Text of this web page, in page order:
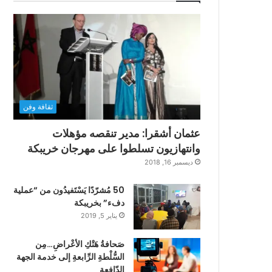
ثقافة وفن
عثمان أشقرا: مدير تنقصه مؤهلات
وانتهازيون تسلطوا على مهرجان خريبكة
ديسمبر 16, 2018
50 مُشرّدًا يَسْتَفيدُون من “عملية
دفء” بخريبكة
يناير 5, 2019
صَحافةُ هَتْكِ الأعْراضِ…مِن
السُّلْطةِ الرِّابعةِ إلى خدمة الجهة
الدّافعةِ